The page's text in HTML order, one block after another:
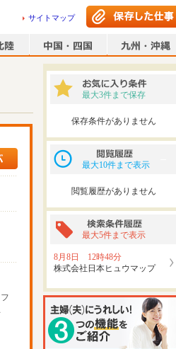
サイトマップ
最大3件まで保存
保存条件がありません
最大10件まで表示
閲覧履歴がありません
最大5件まで表示
8月8日 12時48分
株式会社日本ヒュウマップ